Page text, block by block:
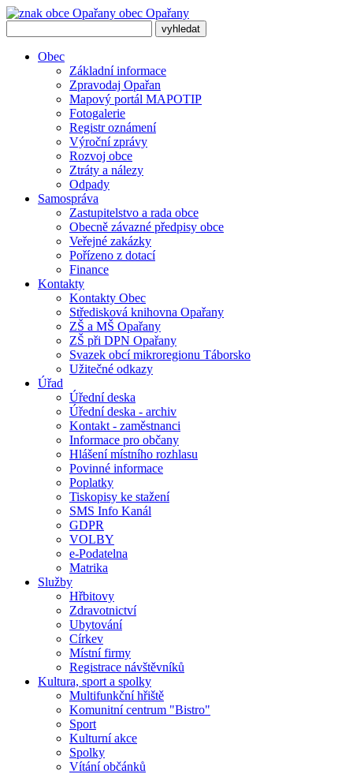
obec Opařany
Obec
Základní informace
Zpravodaj Opařan
Mapový portál MAPOTIP
Fotogalerie
Registr oznámení
Výroční zprávy
Rozvoj obce
Ztráty a nálezy
Odpady
Samospráva
Zastupitelstvo a rada obce
Obecně závazné předpisy obce
Veřejné zakázky
Pořízeno z dotací
Finance
Kontakty
Kontakty Obec
Středisková knihovna Opařany
ZŠ a MŠ Opařany
ZŠ při DPN Opařany
Svazek obcí mikroregionu Táborsko
Užitečné odkazy
Úřad
Úřední deska
Úřední deska - archiv
Kontakt - zaměstnanci
Informace pro občany
Hlášení místního rozhlasu
Povinné informace
Poplatky
Tiskopisy ke stažení
SMS Info Kanál
GDPR
VOLBY
e-Podatelna
Matrika
Služby
Hřbitovy
Zdravotnictví
Ubytování
Církev
Místní firmy
Registrace návštěvníků
Kultura, sport a spolky
Multifunkční hřiště
Komunitní centrum "Bistro"
Sport
Kulturní akce
Spolky
Vítání občánků